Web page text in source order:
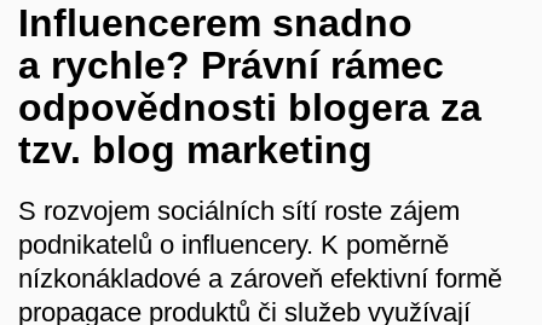
Influencerem snadno
a rychle? Právní rámec
odpovědnosti blogera za
tzv. blog marketing
S rozvojem sociálních sítí roste zájem
podnikatelů o influencery. K poměrně
nízkonákladové a zároveň efektivní formě
propagace produktů či služeb využívají